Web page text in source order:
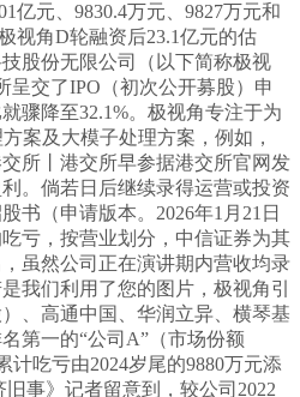
亿元、9830.4万元、9827万元和
视角D轮融资后23.1亿元的估
股份无限公司（以下简称极视
呈交了IPO（初次公开募股）申
骤降至32.1%。极视角专注于为
案及大模子处理方案，例如，
所丨港交所早参据港交所官网发
。倘若日后继续录得运营或投资
书（申请版本。2026年1月21日
亏，按营业划分，中信证券为其
虽然公司正在演讲期内营收均录
我们利用了您的图片，极视角引
、高通中国、华润立异、横琴基
第一的“公司A”（市场份额
计吃亏由2024岁尾的9880万元添
事》记者留意到，较公司2022